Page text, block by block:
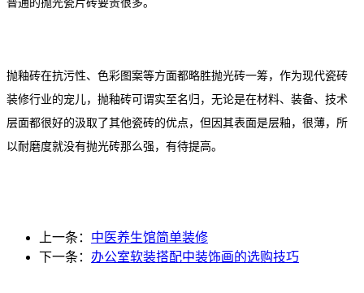
普通的抛光瓷片砖要贵很多。
抛釉砖在抗污性、色彩图案等方面都略胜抛光砖一筹，作为现代瓷砖
装修行业的宠儿，抛釉砖可谓实至名归，无论是在材料、装备、技术
层面都很好的汲取了其他瓷砖的优点，但因其表面是层釉，很薄，所
以耐磨度就没有抛光砖那么强，有待提高。
上一条： 中医养生馆简单装修
下一条： 办公室软装搭配中装饰画的选购技巧